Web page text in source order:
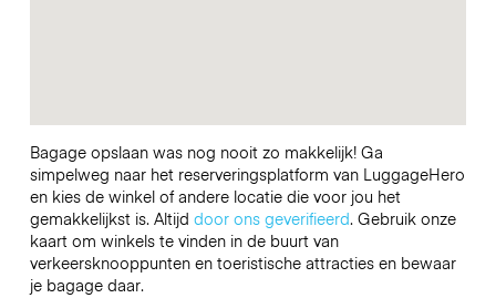
Bagage opslaan was nog nooit zo makkelijk! Ga
simpelweg naar het reserveringsplatform van LuggageHero
en kies de winkel of andere locatie die voor jou het
gemakkelijkst is. Altijd door ons geverifieerd. Gebruik onze
kaart om winkels te vinden in de buurt van
verkeersknooppunten en toeristische attracties en bewaar
je bagage daar.